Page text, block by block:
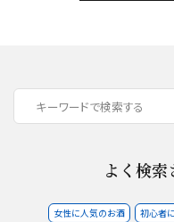
よく検
女性に人気のお酒 初心者